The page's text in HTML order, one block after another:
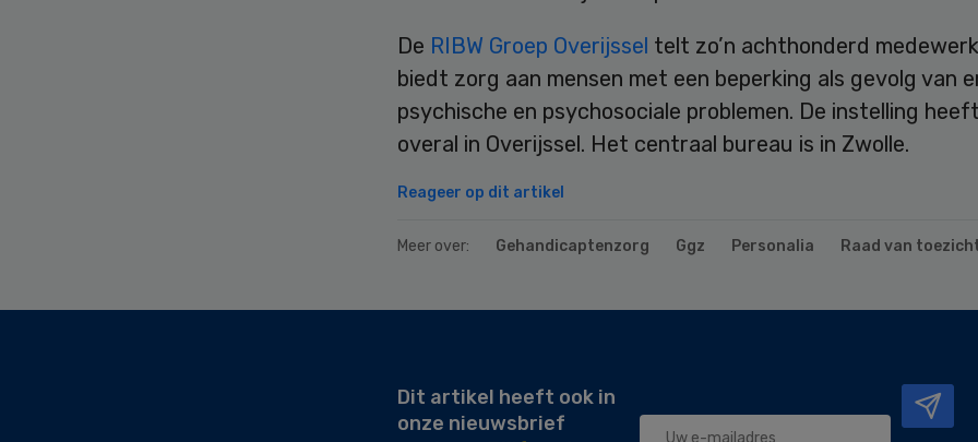
De RIBW Groep Overijssel telt zo’n achthonderd
biedt zorg aan mensen met een beperking als gevolg van
psychische en psychosociale problemen. De instelling
overal in Overijssel. Het centraal bureau is in Zwolle.
Reageer op dit artikel
Meer over: Gehandicaptenzorg Ggz Personalia Raad van
Dit artikel heeft ook in
onze nieuwsbrief